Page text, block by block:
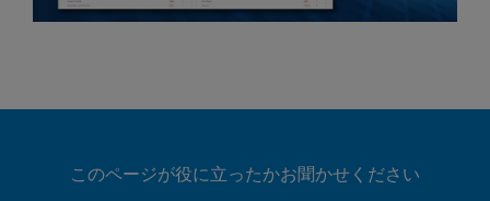
このページが役に立ったかお聞かせください